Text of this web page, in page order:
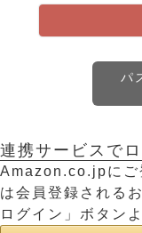
パ
連携サービスで
Amazon.co.jpにご
は会員登録される
ログイン」ボタン